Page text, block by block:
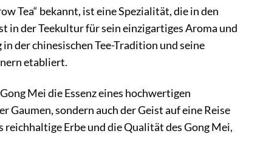
Tea“ bekannt, ist eine Spezialität, die in den
in der Teekultur für sein einzigartiges Aroma und
der chinesischen Tee-Tradition und seine
etabliert.
Mei die Essenz eines hochwertigen
Gaumen, sondern auch der Geist auf eine Reise
Erbe und die Qualität des Gong Mei,